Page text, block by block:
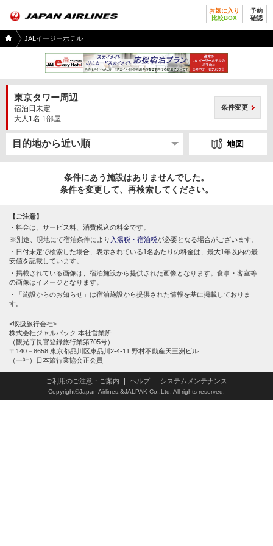
お気に入り
比較BOX
予約
確認
国内
ツア
JALイージーホテル
東京タワー周辺
宿泊日未定
大人1名 1部屋
条件変更
地図
条件にあう施設はありませんでした。
条件を変更して、再検索してください。
【ご注意】
料金は、サービス料、消費税込の料金です。
別途、現地にて宿泊条件により 入湯税・宿泊税が必要となる場合がございます。
日付未定で検索した場合、表示されている1名あたりの料金は、最大1年以内の最
安値を記載しています。
掲載されている画像は、宿泊施設から提供された画像となります。食事・客室等
の画像はイメージとなります。
「施設からのお知らせ」は宿泊施設から提供された情報を基に掲載しておりま
す。
<取扱旅行会社>
株式会社ジャルパック 本社営業所
（観光庁長官登録旅行業第705号）
〒140－8658 東京都品川区東品川2-4-11 野村不動産天王洲ビル
（一社）日本旅行業協会正会員
ご利用のご注意・ご案内 ヘルプ システムメンテナンス
Copyright©Japan Airlines.&JALPAK Co.,Ltd. All rights reserved.